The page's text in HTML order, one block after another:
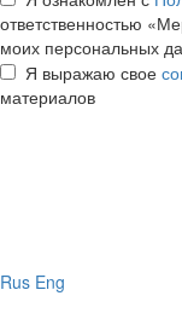
ответственностью
моих персональных
Я выражаю свое
материалов
Rus Eng